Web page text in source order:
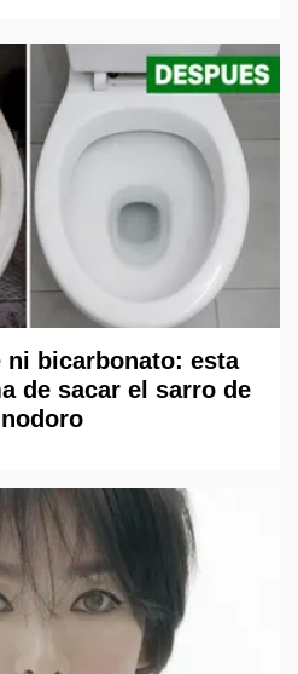
ni bicarbonato: esta
de sacar el sarro de